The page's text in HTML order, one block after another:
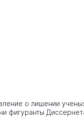
о лишении
фигуранты